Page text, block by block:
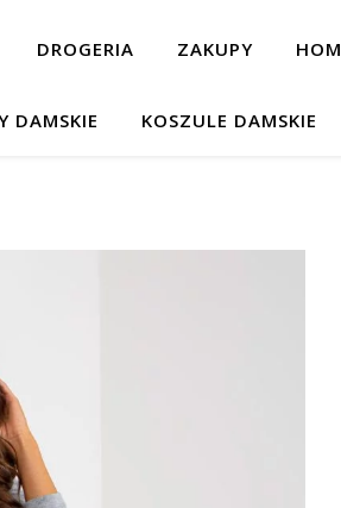
DROGERIA ZAKUPY
DAMSKIE KOSZULE DAMSKIE